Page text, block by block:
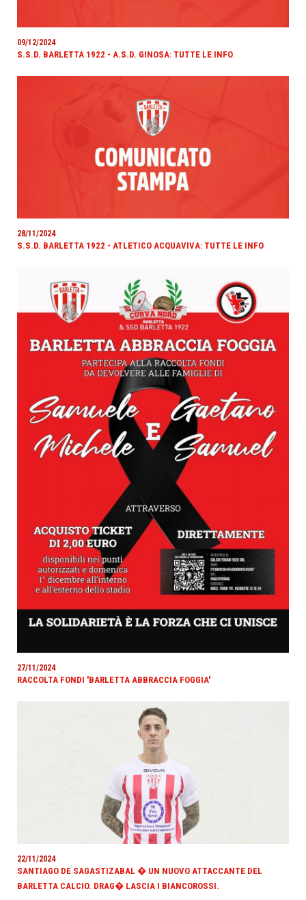
09/12/2024
S.S.D. BARLETTA 1922 - A.S.D. GINOSA: TUTTE LE INFO
28/11/2024
S.S.D. BARLETTA 1922 - ATLETICO ACQUAVIVA: TUTTE LE INFO
27/11/2024
RACCOLTA FONDI 'BARLETTA ABBRACCIA FOGGIA'
22/11/2024
SANTIAGO DE SAGASTIZABAL � UN NUOVO ATTACCANTE DEL
BARLETTA CALCIO. DRAG� LASCIA I BIANCOROSSI.